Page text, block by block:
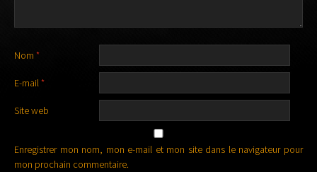
Nom *
E-mail*
Site web
Enregistrer mon nom, mon e-mail et mon site dans le navigateur pour
mon prochain commentaire.